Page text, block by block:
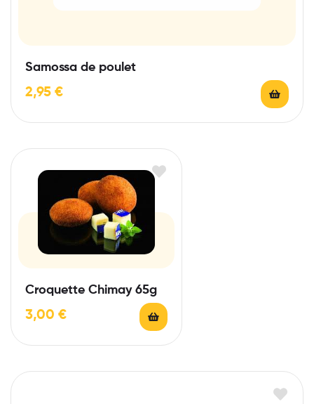
Samossa de poulet
2,95 €
Croquette Chimay 65g
3,00 €